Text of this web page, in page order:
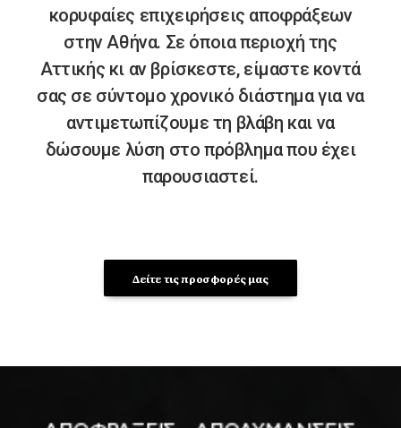
κορυφαίες επιχειρήσεις αποφράξεων
στην Αθήνα. Σε όποια περιοχή της
Αττικής κι αν βρίσκεστε, είμαστε κοντά
σας σε σύντομο χρονικό διάστημα για να
αντιμετωπίζουμε τη βλάβη και να
δώσουμε λύση στο πρόβλημα που έχει
παρουσιαστεί.
Δείτε τις προσφορές μας